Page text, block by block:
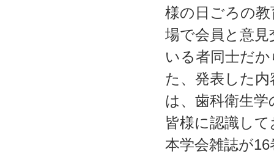
様の日ごろの
場で会員と意
いる者同士だ
た、発表した
は、歯科衛生
皆様に認識し
本学会雑誌が